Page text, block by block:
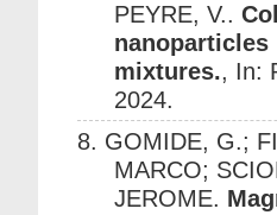
PEYRE, V..
nanoparticles
mixtures., In:
2024.
8. GOMIDE, G.;
MARCO;
JEROME.